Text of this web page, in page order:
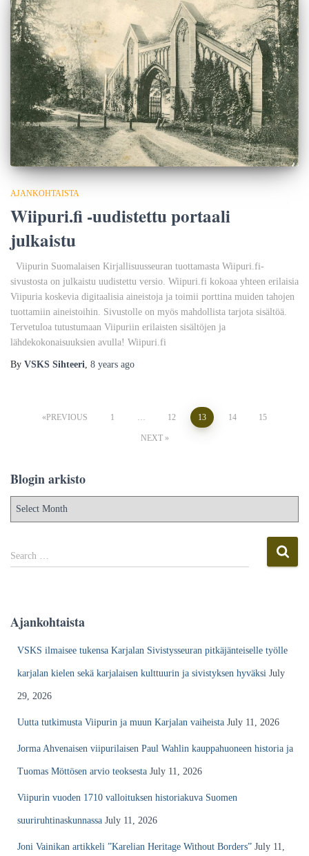
AJANKOHTAISTA
Wiipuri.fi -uudistettu portaali
julkaistu
Viipurin Suomalaisen Kirjallisuusseuran tuottamasta Wiipuri.fi-
sivustosta on julkaistu uudistettu versio. Wiipuri.fi kokoaa yhteen erilaisia
Viipuria koskevia digitaalisia aineistoja ja toimii porttina muiden tahojen
tuottamiin aineistoihin. Sivustolle on myös mahdollista tarjota sisältöä.
Tervetuloa tutustumaan Viipuriin erilaisten sisältöjen ja
lähdekokonaisuuksien avulla! Wiipuri.fi
By VSKS Sihteeri 8 years ago
PostsPREVIOUS 1 … 12 13 14 15
NEXT
Blogin arkisto
k
e
h
Search …
Ajankohtaista
VSKS ilmaisee tukensa Karjalan Sivistysseuran pitkäjänteiselle työlle
karjalan kielen sekä karjalaisen kulttuurin ja sivistyksen hyväksi July
29, 2026
Uutta tutkimusta Viipurin ja muun Karjalan vaiheista July 11, 2026
Jorma Ahvenaisen viipurilaisen Paul Wahlin kauppahuoneen historia ja
Tuomas Möttösen arvio teoksesta July 11, 2026
Viipurin vuoden 1710 valloituksen historiakuva Suomen
suuriruhtinaskunnassa July 11, 2026
Joni Vainikan artikkeli ”Karelian Heritage Without Borders” July 11,